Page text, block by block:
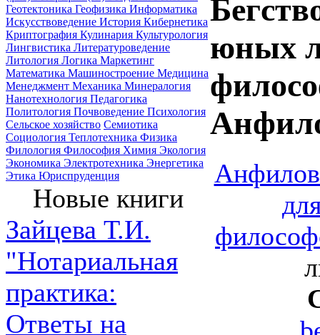
Геотектоника Геофизика Информатика
Искусствоведение История Кибернетика
Криптография Кулинария Культурология
Лингвистика Литературоведение
Литология Логика Маркетинг
Математика Машиностроение Медицина
Менеджмент Механика Минералогия
Нанотехнология Педагогика
Политология Почвоведение Психология
Сельское хозяйство Семиотика
Социология Теплотехника Физика
Филология Философия Химия Экология
Экономика Электротехника Энергетика
Этика Юриспруденция
Новые книги
Зайцева Т.И.
"Нотариальная
практика:
Ответы на
юных
Анфилов